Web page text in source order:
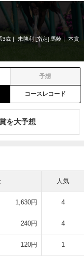
3歳 未勝利 [指定] 馬齢
本賞
予想
コースレコード
を大予想
人気
1,630円 4
240円 4
120円 1